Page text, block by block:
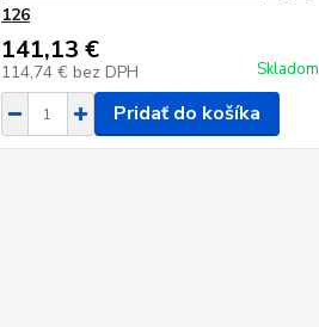
126
141,13 €
114,74 € bez DPH Skladom
Pridať do košíka